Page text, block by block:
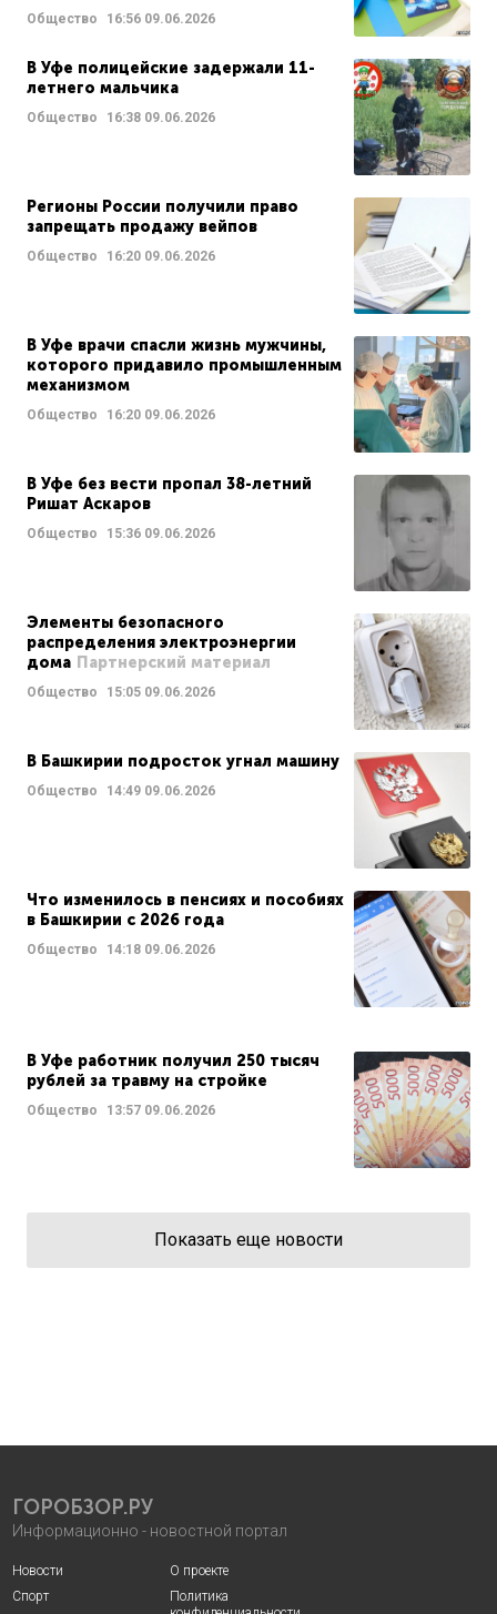
Общество 16:56 09.06.2026
В Уфе полицейские задержали 11-
летнего мальчика
Общество 16:38 09.06.2026
Регионы России получили право
запрещать продажу вейпов
Общество 16:20 09.06.2026
В Уфе врачи спасли жизнь мужчины,
которого придавило промышленным
механизмом
Общество 16:20 09.06.2026
В Уфе без вести пропал 38-летний
Ришат Аскаров
Общество 15:36 09.06.2026
Элементы безопасного
распределения электроэнергии
дома Партнерский материал
Общество 15:05 09.06.2026
В Башкирии подросток угнал машину
Общество 14:49 09.06.2026
Что изменилось в пенсиях и пособиях
в Башкирии с 2026 года
Общество 14:18 09.06.2026
В Уфе работник получил 250 тысяч
рублей за травму на стройке
Общество 13:57 09.06.2026
Показать еще новости
ГОРОБЗОР.РУ
Информационно - новостной портал
Новости
Спорт
О проекте
Политика